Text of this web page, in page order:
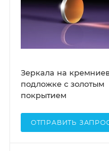
Зеркала на
подложке с золотым
покрытием
ОТПРАВИТЬ